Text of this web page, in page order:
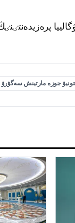
جوزە مارتينش سەگۋرۋ